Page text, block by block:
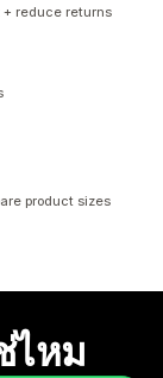
reduce returns
product sizes
ไหม